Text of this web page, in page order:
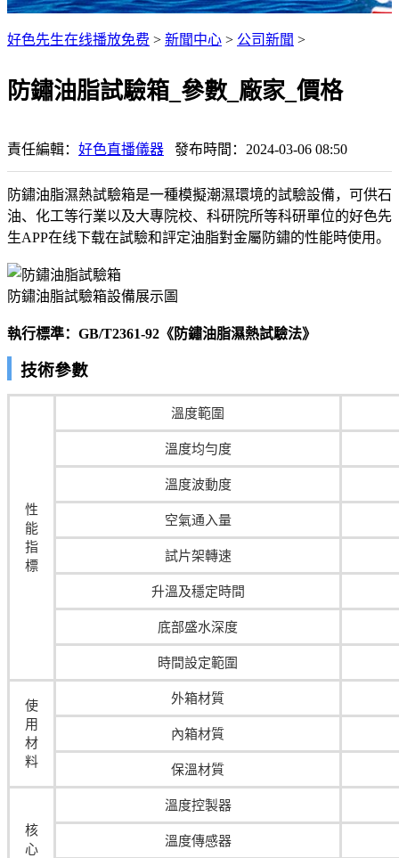
好色先生在线播放免费 > 新聞中心 > 公司新聞 >
防鏽油脂試驗箱_參數_廠家_價格
責任編輯： 好色直播儀器 發布時間：2024-03-06 08:50
防鏽油脂濕熱試驗箱是一種模擬潮濕環境的試驗設備，可供石
油、化工等行業以及大專院校、科研院所等科研單位的好色先
生APP在线下载在試驗和評定油脂對金屬防鏽的性能時使用。
防鏽油脂試驗箱設備展示圖
執行標準：GB/T2361-92《防鏽油脂濕熱試驗法》
技術參數
性
能
指
標
溫度範圍
溫度均勻度
溫度波動度
空氣通入量
試片架轉速
升溫及穩定時間
底部盛水深度
時間設定範圍
使
用
材
料
外箱材質
內箱材質
保溫材質
核
心
溫度控製器
溫度傳感器